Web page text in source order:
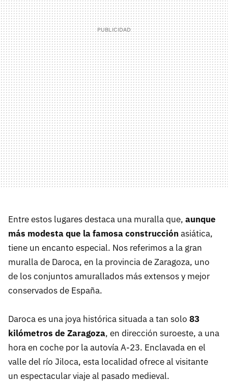
Entre estos lugares destaca una muralla que, aunque
más modesta que la famosa construcción asiática,
tiene un encanto especial. Nos referimos a la gran
muralla de Daroca, en la provincia de Zaragoza, uno
de los conjuntos amurallados más extensos y mejor
conservados de España.
Daroca es una joya histórica situada a tan solo 83
kilómetros de Zaragoza, en dirección suroeste, a una
hora en coche por la autovía A-23. Enclavada en el
valle del río Jiloca, esta localidad ofrece al visitante
un espectacular viaje al pasado medieval.